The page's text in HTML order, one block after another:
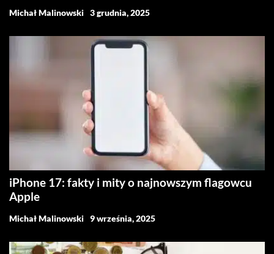
Michał Malinowski 3 grudnia, 2025
iPhone 17: fakty i mity o najnowszym flagowcu
Apple
Michał Malinowski 9 września, 2025